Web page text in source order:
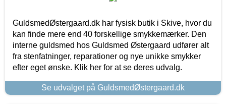
GuldsmedØstergaard.dk har fysisk butik i Skive, hvor du
kan finde mere end 40 forskellige smykkemærker. Den
interne guldsmed hos Guldsmed Østergaard udfører alt
fra stenfatninger, reparationer og nye unikke smykker
efter eget ønske. Klik her for at se deres udvalg.
Se udvalget på GuldsmedØstergaard.dk